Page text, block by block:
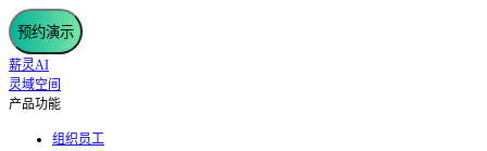
预约演示
薪灵AI
灵域空间
产品功能
组织员工